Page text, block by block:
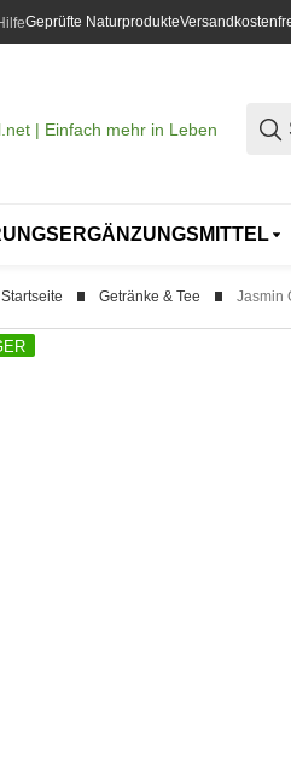
Geprüfte Naturprodukte
Startseite Getränke & Tee Jasmin